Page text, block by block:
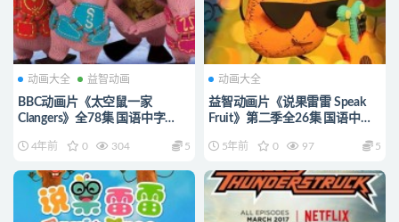
动画大全 益智动画
BBC动画片《太空鼠一家
Clangers》全78集 国语中字
鼠一家下载
4年前 0 304 5
动画大全
益智动画片《说果雷雷 Speak
Fruit》第二季全26集 国语中字
雷雷下载
5年前 0 97 5